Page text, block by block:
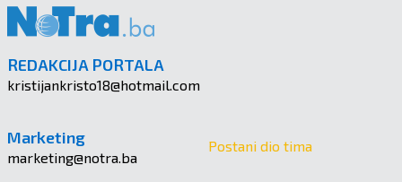
REDAKCIJA PORTALA
kristijankristo18@hotmail.com
Marketing
marketing@notra.ba
Postani dio tima